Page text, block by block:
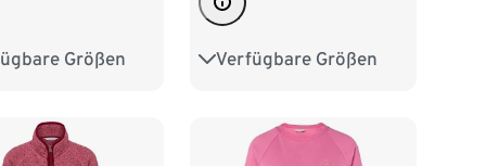
Größen
34 S 36/38
50
Verfügbare Größen
XS 32/34 S 36/38
XL 48/50